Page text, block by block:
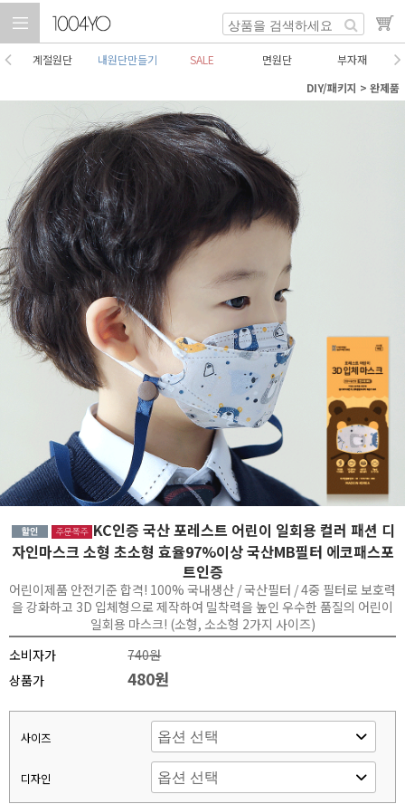
계절원단 내원단만들기 SALE 면원단
부자재
DIY/패키지 > 완제품
KC인증 국산 포레스트 어린이 일회용 컬러 패션 디
자인마스크 소형 초소형 효율97%이상 국산MB필터 에코패스포
트인증
어린이제품 안전기준 합격! 100% 국내생산 / 국산필터 / 4중 필터로 보호력
을 강화하고 3D 입체형으로 제작하여 밀착력을 높인 우수한 품질의 어린이
일회용 마스크! (소형, 소소형 2가지 사이즈)
소비자가
740원
상품가
480원
사이즈
디자인